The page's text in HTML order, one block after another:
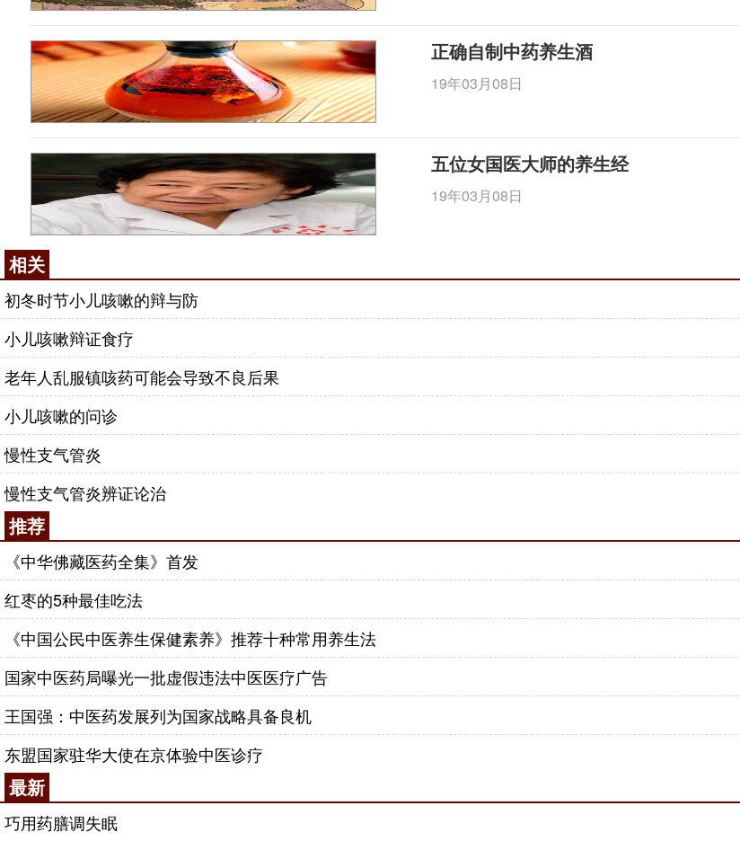
正确自制中药养生酒
19年03月08日
五位女国医大师的养生经
19年03月08日
相关
初冬时节小儿咳嗽的辩与防
小儿咳嗽辩证食疗
老年人乱服镇咳药可能会导致不良后果
小儿咳嗽的问诊
慢性支气管炎
慢性支气管炎辨证论治
推荐
《中华佛藏医药全集》首发
红枣的5种最佳吃法
《中国公民中医养生保健素养》推荐十种常用养生法
国家中医药局曝光一批虚假违法中医医疗广告
王国强：中医药发展列为国家战略具备良机
东盟国家驻华大使在京体验中医诊疗
最新
巧用药膳调失眠